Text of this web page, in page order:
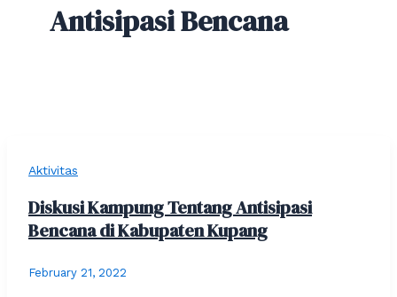
Antisipasi Bencana
Aktivitas
Diskusi Kampung Tentang Antisipasi
Bencana di Kabupaten Kupang
February 21, 2022